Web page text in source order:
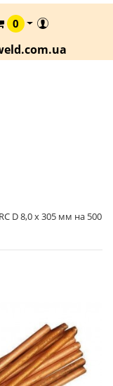
0
D 8,0 х 305 мм на 500